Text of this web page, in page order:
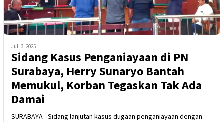
Juli 3, 2025
Sidang Kasus Penganiayaan di PN
Surabaya, Herry Sunaryo Bantah
Memukul, Korban Tegaskan Tak Ada
Damai
SURABAYA - Sidang lanjutan kasus dugaan penganiayaan dengan